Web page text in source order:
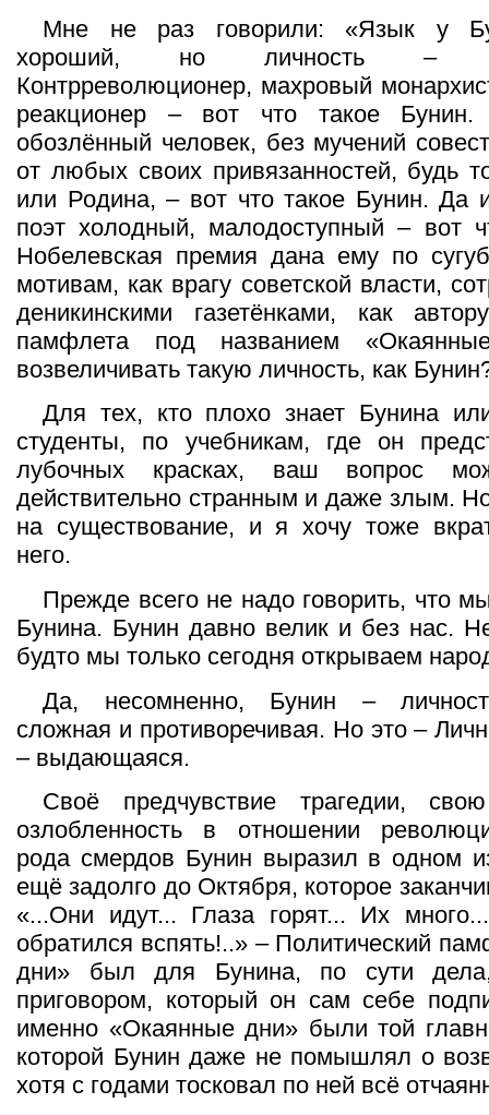
Мне не раз говорили: «Язык у
хороший, но личность –
Контрреволюционер, махровый
реакционер – вот что такое Бунин.
обозлённый человек, без мучений
от любых своих привязанностей, будь
или Родина, – вот что такое Бунин. Да
поэт холодный, малодоступный – вот
Нобелевская премия дана ему по
мотивам, как врагу советской власти,
деникинскими газетёнками, как
памфлета под названием
возвеличивать такую личность, как
Для тех, кто плохо знает Бунина
студенты, по учебникам, где он
лубочных красках, ваш вопрос
действительно странным и даже злым.
на существование, и я хочу тоже
него.
Прежде всего не надо говорить, что
Бунина. Бунин давно велик и без нас.
будто мы только сегодня открываем
Да, несомненно, Бунин –
сложная и противоречивая. Но это –
– выдающаяся.
Своё предчувствие трагедии,
озлобленность в отношении
рода смердов Бунин выразил в одном
ещё задолго до Октября, которое
«...Они идут... Глаза горят... Их
обратился вспять!..» – Политический
дни» был для Бунина, по сути дела,
приговором, который он сам себе
именно «Окаянные дни» были той
которой Бунин даже не помышлял о
хотя с годами тосковал по ней всё